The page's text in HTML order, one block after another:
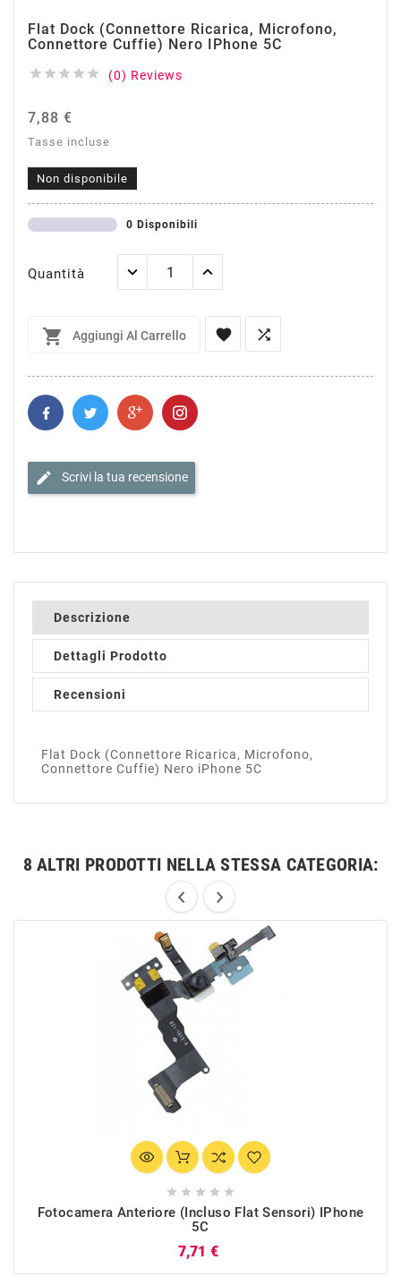
Flat Dock (Connettore Ricarica, Microfono,
Connettore Cuffie) Nero IPhone 5C
     (0) Reviews
7,88 €
Tasse incluse
Non disponibile
0 Disponibili
Quantità
 Aggiungi Al Carrello  
edit Scrivi la tua recensione
Descrizione
Dettagli Prodotto
Recensioni
Flat Dock (Connettore Ricarica, Microfono,
Connettore Cuffie) Nero iPhone 5C
8 ALTRI PRODOTTI NELLA STESSA CATEGORIA:
    
Fotocamera Anteriore (incluso Flat Sensori) IPhone
5C
7,71 €